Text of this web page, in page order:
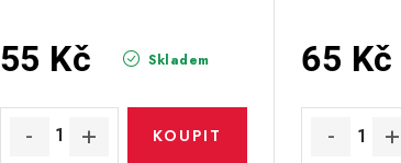
Skladem
55 Kč 65 Kč